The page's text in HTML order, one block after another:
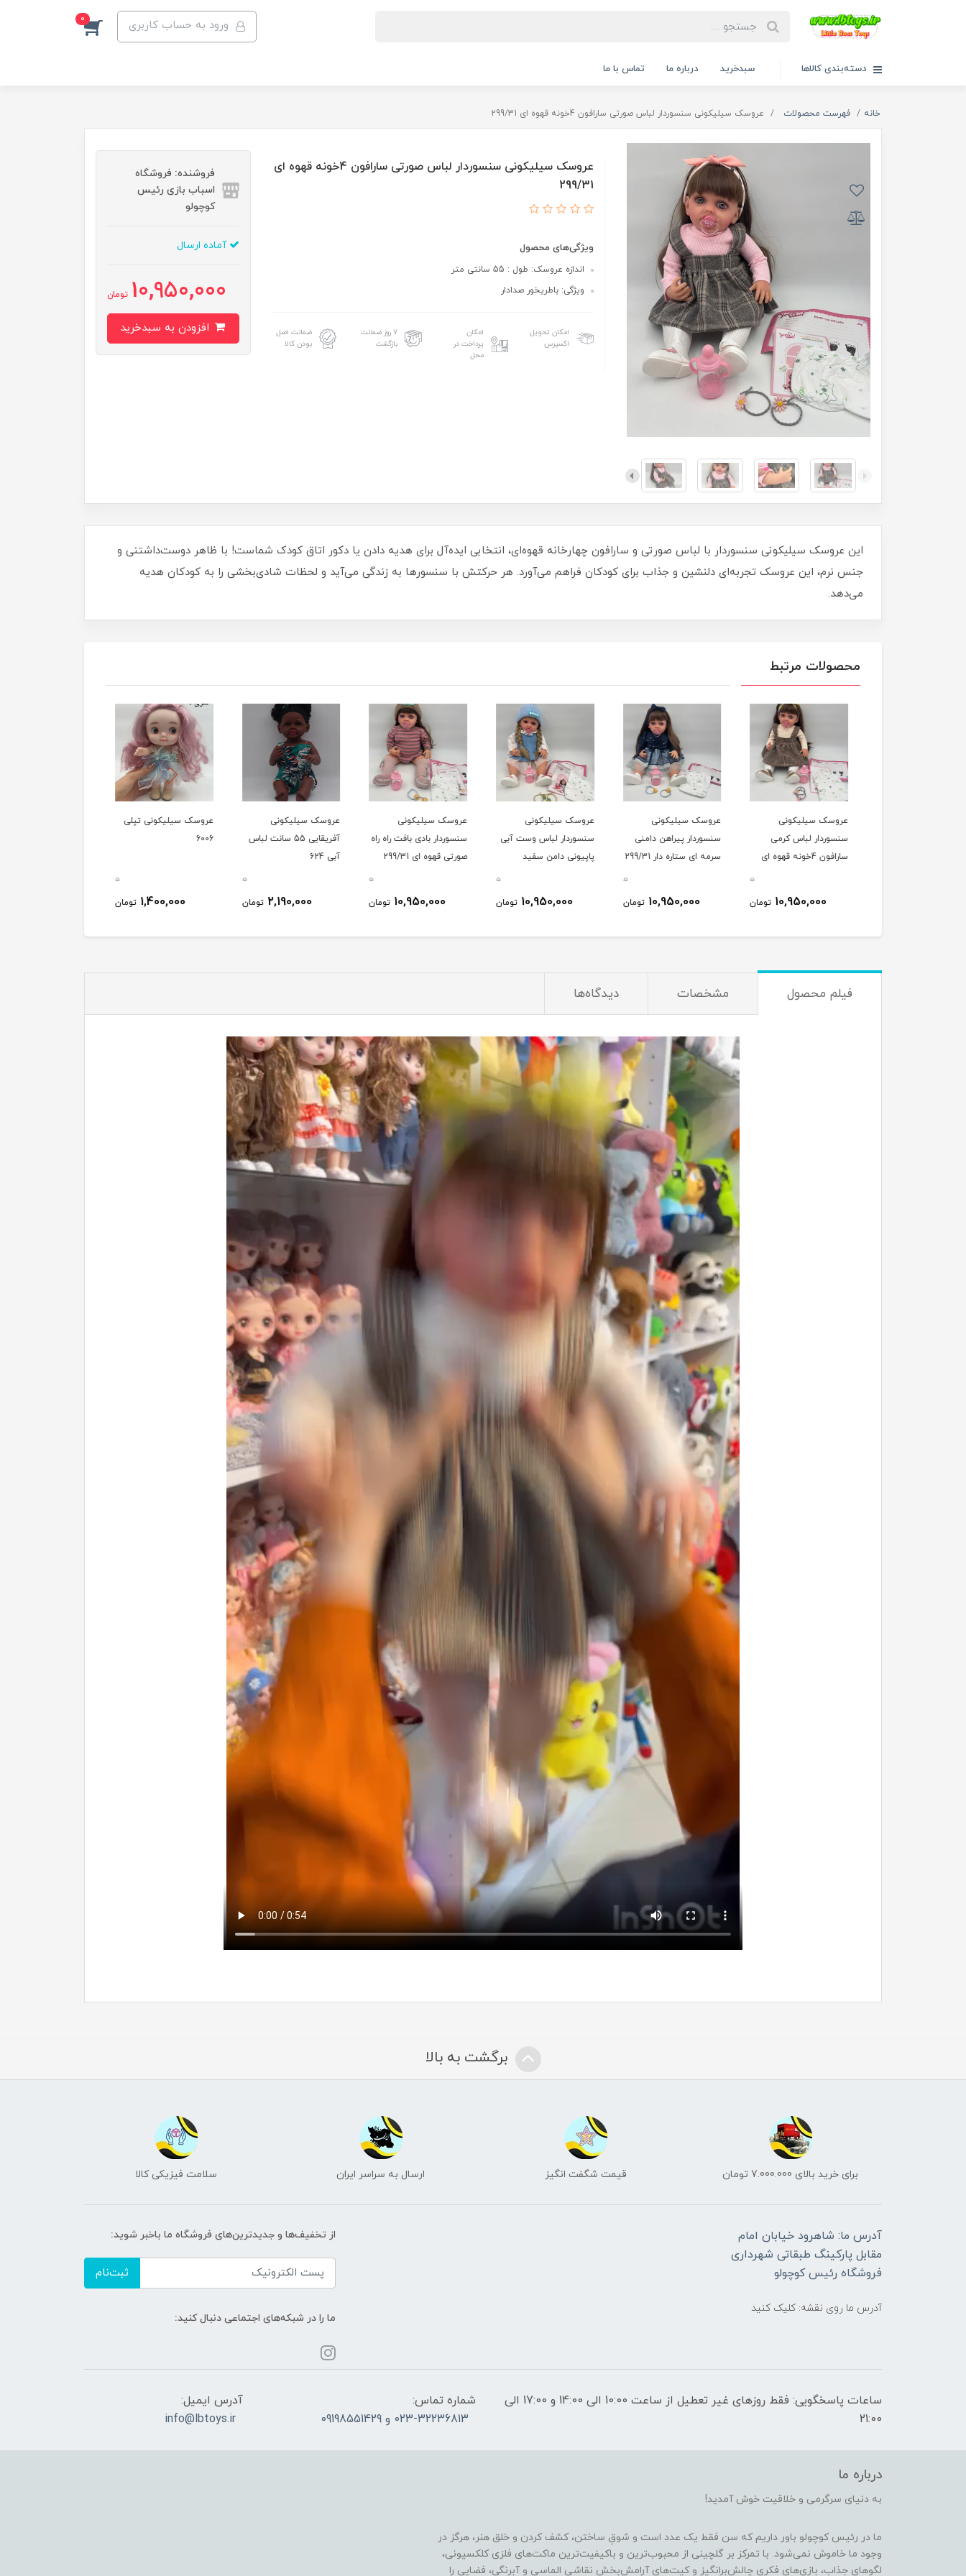
ورود به حساب کاربری 0
دسته‌بندی کالاها سبدخرید درباره ما تماس با ما
خانه فهرست محصولات عروسک سیلیکونی سنسوردار لباس صورتی سارافون 4خونه قهوه ای 299/31
عروسک سیلیکونی سنسوردار لباس صورتی سارافون 4خونه قهوه ای
299/31
ویژگی‌های محصول
اندازه عروسک: طول : 55 سانتی متر
ویژگی: باطریخور صدادار
امکان تحویل
اکسپرس
امکان
پرداخت در
محل
۷ روز ضمانت
بازگشت
ضمانت اصل
بودن کالا
فروشنده: فروشگاه
اسباب بازی رئیس
کوچولو
آماده ارسال
10,950,000 تومان
این عروسک سیلیکونی سنسوردار با لباس صورتی و سارافون چهارخانه قهوه‌ای، انتخابی ایده‌آل برای هدیه دادن یا دکور اتاق کودک شماست! با ظاهر دوست‌داشتنی و
جنس نرم، این عروسک تجربه‌ای دلنشین و جذاب برای کودکان فراهم می‌آورد. هر حرکتش با سنسورها به زندگی می‌آید و لحظات شادی‌بخشی را به کودکان هدیه
می‌دهد.
محصولات مرتبط
عروسک سیلیکونی
سنسوردار لباس کرمی
سارافون 4خونه قهوه ای
0
10,950,000 تومان
عروسک سیلیکونی
سنسوردار پیراهن دامنی
سرمه ای ستاره دار 299/31
0
10,950,000 تومان
عروسک سیلیکونی
سنسوردار لباس وست آبی
پاپیونی دامن سفید
0
10,950,000 تومان
عروسک سیلیکونی
سنسوردار بادی بافت راه راه
صورتی قهوه ای 299/31
0
10,950,000 تومان
عروسک سیلیکونی
آفریقایی 55 سانت لباس
آبی 624
0
2,190,000 تومان
عروسک سیلیکونی تپلی
6006
0
1,400,000 تومان
فیلم محصول مشخصات دیدگاه‌ها
برگشت به بالا
برای خرید بالای 7.000.000 تومان قیمت شگفت انگیز ارسال به سراسر ایران سلامت فیزیکی کالا
آدرس ما: شاهرود خیابان امام
مقابل پارکینگ طبقاتی شهرداری
فروشگاه رئیس کوچولو
آدرس ما روی نقشه: کلیک کنید
از تخفیف‌ها و جدیدترین‌های فروشگاه ما باخبر شوید:
ثبت‌نام
ما را در شبکه‌های اجتماعی دنبال کنید:
ساعات پاسخگویی: فقط روزهای غیر تعطیل از ساعت 10:00 الی 14:00 و 17:00 الی
21:00
شماره تماس:
023-32236813 و 09198551429
آدرس ایمیل:
info@lbtoys.ir
درباره ما
به دنیای سرگرمی و خلاقیت خوش آمدید!
ما در رئیس کوچولو باور داریم که سن فقط یک عدد است و شوقِ ساختن، کشف کردن و خلق هنر، هرگز در
وجود ما خاموش نمی‌شود. با تمرکز بر گلچینی از محبوب‌ترین و باکیفیت‌ترین ماکت‌های فلزی کلکسیونی،
لگوهای جذاب، بازی‌های فکری چالش‌برانگیز و کیت‌های آرامش‌بخش نقاشی الماسی و آبرنگی، فضایی را